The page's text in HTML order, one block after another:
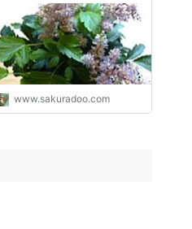
www.sakuradoo.com